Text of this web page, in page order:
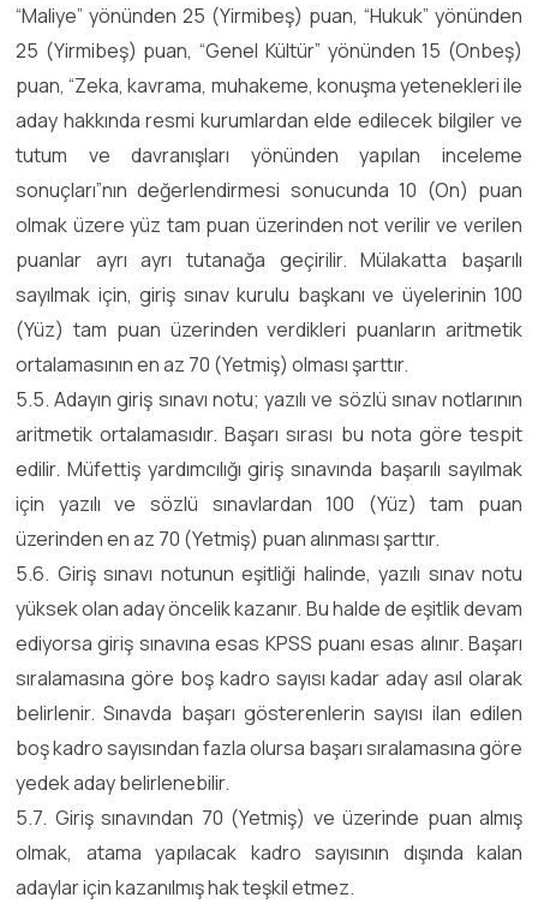
“Maliye” yönünden 25 (Yirmibeş) puan, “Hukuk” yönünden
25 (Yirmibeş) puan, “Genel Kültür” yönünden 15 (Onbeş)
puan, “Zeka, kavrama, muhakeme, konuşma yetenekleri ile
aday hakkında resmi kurumlardan elde edilecek bilgiler ve
tutum ve davranışları yönünden yapılan inceleme
sonuçları”nın değerlendirmesi sonucunda 10 (On) puan
olmak üzere yüz tam puan üzerinden not verilir ve verilen
puanlar ayrı ayrı tutanağa geçirilir. Mülakatta başarılı
sayılmak için, giriş sınav kurulu başkanı ve üyelerinin 100
(Yüz) tam puan üzerinden verdikleri puanların aritmetik
ortalamasının en az 70 (Yetmiş) olması şarttır.
5.5. Adayın giriş sınavı notu; yazılı ve sözlü sınav notlarının
aritmetik ortalamasıdır. Başarı sırası bu nota göre tespit
edilir. Müfettiş yardımcılığı giriş sınavında başarılı sayılmak
için yazılı ve sözlü sınavlardan 100 (Yüz) tam puan
üzerinden en az 70 (Yetmiş) puan alınması şarttır.
5.6. Giriş sınavı notunun eşitliği halinde, yazılı sınav notu
yüksek olan aday öncelik kazanır. Bu halde de eşitlik devam
ediyorsa giriş sınavına esas KPSS puanı esas alınır. Başarı
sıralamasına göre boş kadro sayısı kadar aday asıl olarak
belirlenir. Sınavda başarı gösterenlerin sayısı ilan edilen
boş kadro sayısından fazla olursa başarı sıralamasına göre
yedek aday belirlenebilir.
5.7. Giriş sınavından 70 (Yetmiş) ve üzerinde puan almış
olmak, atama yapılacak kadro sayısının dışında kalan
adaylar için kazanılmış hak teşkil etmez.